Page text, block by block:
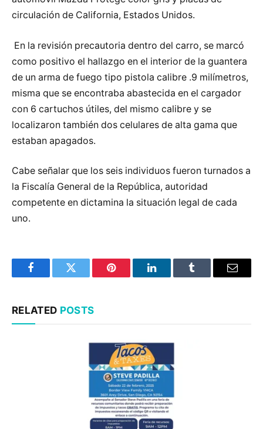
circulación de California, Estados Unidos.
En la revisión precautoria dentro del carro, se marcó
como positivo el hallazgo en el interior de la guantera
de un arma de fuego tipo pistola calibre .9 milímetros,
misma que se encontraba abastecida en el cargador
con 6 cartuchos útiles, del mismo calibre y se
localizaron también dos celulares de alta gama que
estaban apagados.
Cabe señalar que los seis individuos fueron turnados a
la Fiscalía General de la República, autoridad
competente en dictamina la situación legal de cada
uno.
FacebookTwitter Pinterest LinkedInTumblr Email
RELATED POSTS